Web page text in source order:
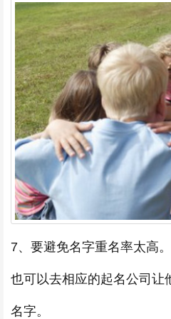
7、要避免名字重名率太高
也可以去相应的起名公司让
名字。